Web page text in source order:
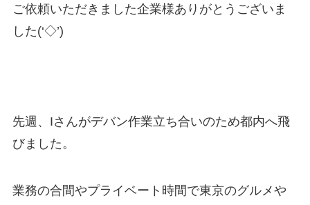
ご依頼いただきました企業様ありがとうございま
した(‘◇’)ゞ
先週、Iさんがデバン作業立ち合いのため都内へ飛
びました。
業務の合間やプライベート時間で東京のグルメや